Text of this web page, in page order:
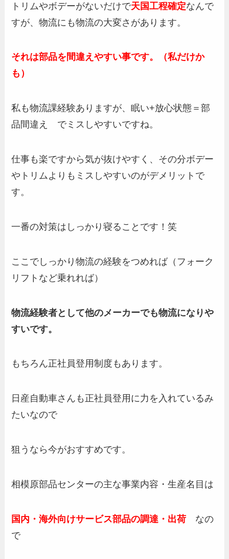
トリムやボデーがないだけで天国工程確定なんで
すが、物流にも物流の大変さがあります。
それは部品を間違えやすい事です。（私だけか
も）
私も物流課経験ありますが、眠い+放心状態＝部
品間違え でミスしやすいですね。
仕事も楽ですから気が抜けやすく、その分ボデー
やトリムよりもミスしやすいのがデメリットで
す。
一番の対策はしっかり寝ることです！笑
ここでしっかり物流の経験をつめれば（フォーク
リフトなど乗れれば）
物流経験者として他のメーカーでも物流になりや
すいです。
もちろん正社員登用制度もあります。
日産自動車さんも正社員登用に力を入れているみ
たいなので
狙うなら今がおすすめです。
相模原部品センターの主な事業内容・生産名目は
国内・海外向けサービス部品の調達・出荷 なの
で